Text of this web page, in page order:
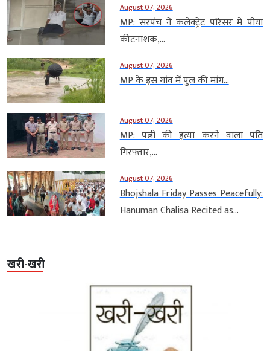
August 07, 2026
MP: सरपंच ने कलेक्ट्रेट परिसर में पीया
कीटनाशक,...
August 07, 2026
MP के इस गांव में पुल की मांग...
August 07, 2026
MP: पत्नी की हत्या करने वाला पति
गिरफ्तार,...
August 07, 2026
Bhojshala Friday Passes Peacefully:
Hanuman Chalisa Recited as...
खरी-खरी